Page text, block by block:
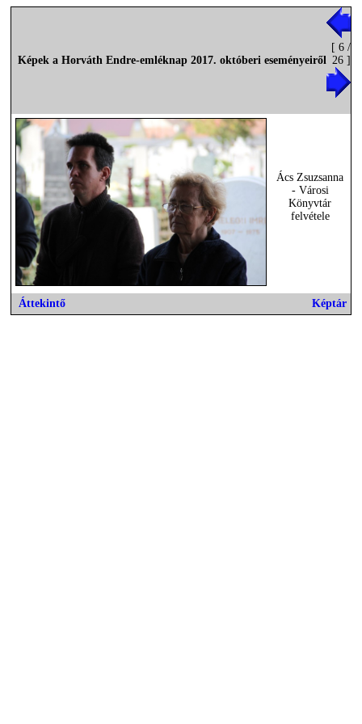
Képek a Horváth Endre-emléknap 2017. októberi eseményeiről
[ 6 /
26 ]
Ács Zsuzsanna
- Városi
Könyvtár
felvétele
Áttekintő Képtár